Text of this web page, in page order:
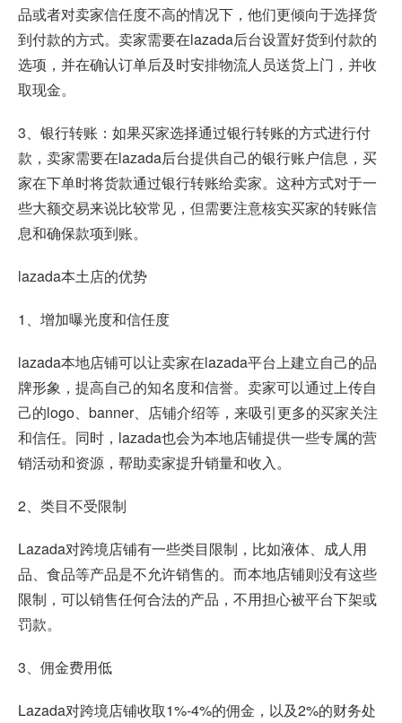
品或者对卖家信任度不高的情况下，他们更倾向于选择货
到付款的方式。卖家需要在lazada后台设置好货到付款的
选项，并在确认订单后及时安排物流人员送货上门，并收
取现金。
3、银行转账：如果买家选择通过银行转账的方式进行付
款，卖家需要在lazada后台提供自己的银行账户信息，买
家在下单时将货款通过银行转账给卖家。这种方式对于一
些大额交易来说比较常见，但需要注意核实买家的转账信
息和确保款项到账。
lazada本土店的优势
1、增加曝光度和信任度
lazada本地店铺可以让卖家在lazada平台上建立自己的品
牌形象，提高自己的知名度和信誉。卖家可以通过上传自
己的logo、banner、店铺介绍等，来吸引更多的买家关注
和信任。同时，lazada也会为本地店铺提供一些专属的营
销活动和资源，帮助卖家提升销量和收入。
2、类目不受限制
Lazada对跨境店铺有一些类目限制，比如液体、成人用
品、食品等产品是不允许销售的。而本地店铺则没有这些
限制，可以销售任何合法的产品，不用担心被平台下架或
罚款。
3、佣金费用低
Lazada对跨境店铺收取1%-4%的佣金，以及2%的财务处